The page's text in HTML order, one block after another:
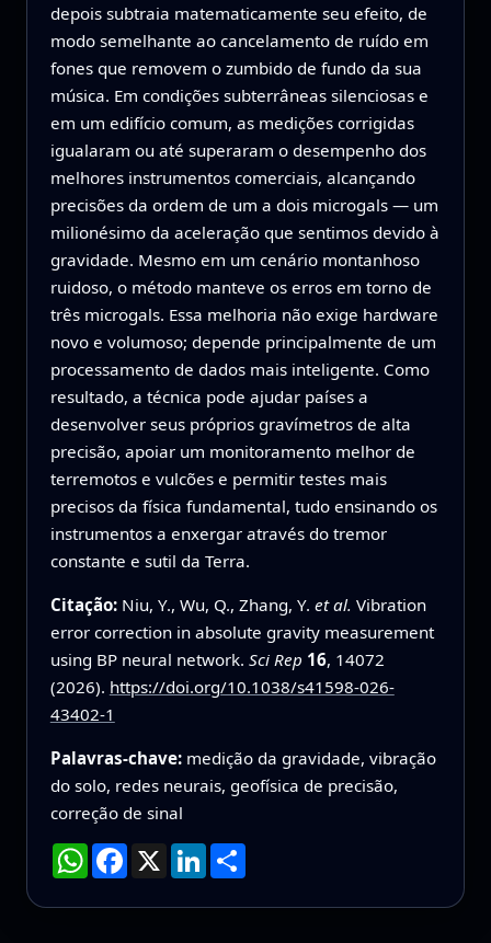
depois subtraia matematicamente seu efeito, de
modo semelhante ao cancelamento de ruído em
fones que removem o zumbido de fundo da sua
música. Em condições subterrâneas silenciosas e
em um edifício comum, as medições corrigidas
igualaram ou até superaram o desempenho dos
melhores instrumentos comerciais, alcançando
precisões da ordem de um a dois microgals — um
milionésimo da aceleração que sentimos devido à
gravidade. Mesmo em um cenário montanhoso
ruidoso, o método manteve os erros em torno de
três microgals. Essa melhoria não exige hardware
novo e volumoso; depende principalmente de um
processamento de dados mais inteligente. Como
resultado, a técnica pode ajudar países a
desenvolver seus próprios gravímetros de alta
precisão, apoiar um monitoramento melhor de
terremotos e vulcões e permitir testes mais
precisos da física fundamental, tudo ensinando os
instrumentos a enxergar através do tremor
constante e sutil da Terra.
Citação: Niu, Y., Wu, Q., Zhang, Y. et al. Vibration
error correction in absolute gravity measurement
using BP neural network. Sci Rep 16, 14072
(2026). https://doi.org/10.1038/s41598-026-
43402-1
Palavras-chave: medição da gravidade, vibração
do solo, redes neurais, geofísica de precisão,
correção de sinal
WhatsApp
Facebook
X LinkedInCompartilhar